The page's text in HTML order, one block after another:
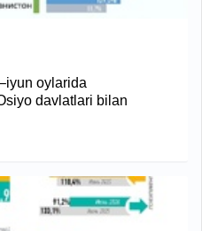
oylarida
davlatlari bilan